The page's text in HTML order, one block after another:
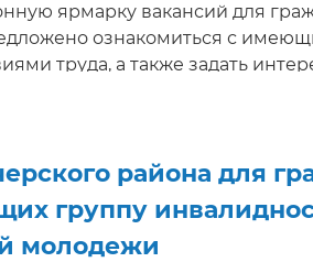
ярмарку вакансий для
ознакомиться с
труда, а также задать
района для
группу
молодежи